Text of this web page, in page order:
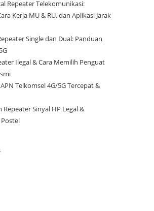
Repeater Telekomunikasi:
Kerja MU & RU, dan Aplikasi Jarak
Single dan Dual: Panduan
Ilegal & Cara Memilih Penguat
Telkomsel 4G/5G Tercepat &
Repeater Sinyal HP Legal &